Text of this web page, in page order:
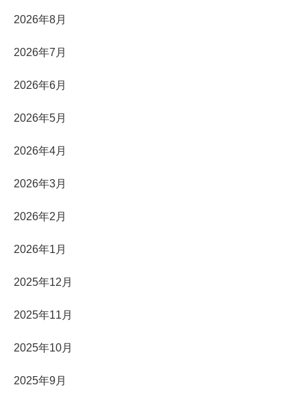
2026年8月
2026年7月
2026年6月
2026年5月
2026年4月
2026年3月
2026年2月
2026年1月
2025年12月
2025年11月
2025年10月
2025年9月